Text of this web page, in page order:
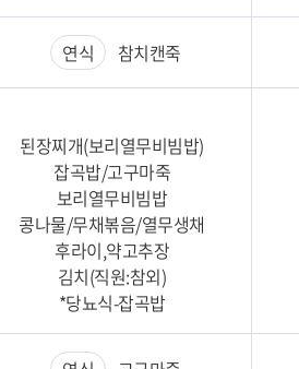
연식 참치캔죽
된장찌개(보리열무비빔밥)
잡곡밥/고구마죽
보리열무비빔밥
콩나물/무채볶음/열무생채
후라이,약고추장
김치(직원:참외)
*당뇨식-잡곡밥